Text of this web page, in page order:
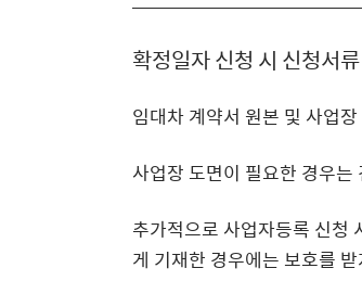
확정일자 신청 시 신청서류
임대차 계약서 원본 및 사업장
사업장 도면이 필요한 경우
추가적으로 사업자등록 신청
게 기재한 경우에는 보호를